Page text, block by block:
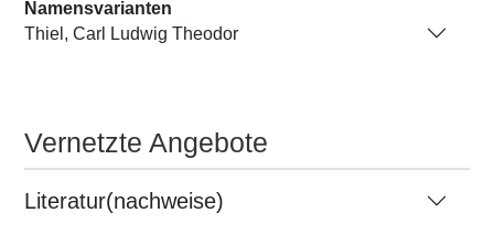
Namensvarianten
Thiel, Carl Ludwig Theodor
Vernetzte Angebote
Literatur(nachweise)